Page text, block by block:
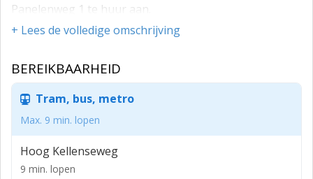
Panelenweg 1 te huur aan.
Via roldeur/overheaddeur (3.86 breed, 4.49 hoog) of
van de hal, deze is circa 169 m² groot. De grote hal via
een opening in het voorste gedeelte te bereiken en is
circa 806 m² groot en word tevens verwarmd door
middel van een gas heater.
INDELING
Bedrijfsruimte (ca. 975 m² totaal)
+ Lees de volledige omschrijving
BEREIKBAARHEID
Tram, bus, metro
Max. 9 min. lopen
Hoog Kellenseweg
9 min. lopen